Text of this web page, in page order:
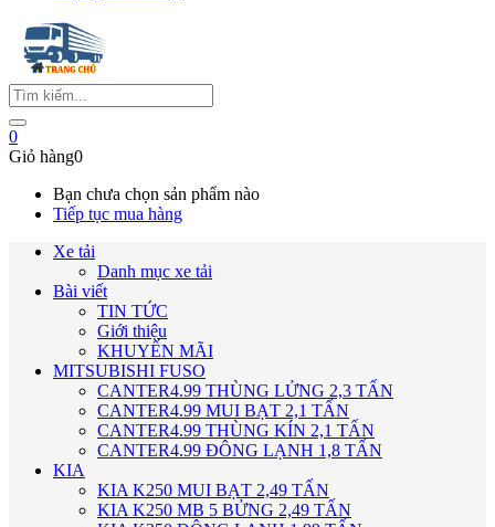
0
Giỏ hàng0
Bạn chưa chọn sản phẩm nào
Tiếp tục mua hàng
Xe tải
Danh mục xe tải
Bài viết
TIN TỨC
Giới thiệu
KHUYẾN MÃI
MITSUBISHI FUSO
CANTER4.99 THÙNG LỬNG 2,3 TẤN
CANTER4.99 MUI BẠT 2,1 TẤN
CANTER4.99 THÙNG KÍN 2,1 TẤN
CANTER4.99 ĐÔNG LẠNH 1,8 TẤN
KIA
KIA K250 MUI BẠT 2,49 TẤN
KIA K250 MB 5 BỬNG 2,49 TẤN